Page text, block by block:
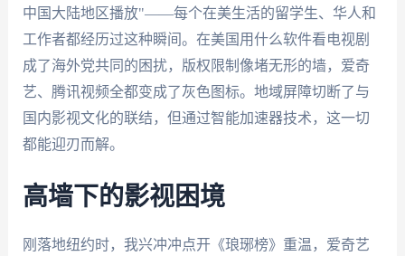
中国大陆地区播放"——每个在美生活的留学生、华人和
工作者都经历过这种瞬间。在美国用什么软件看电视剧
成了海外党共同的困扰，版权限制像堵无形的墙，爱奇
艺、腾讯视频全都变成了灰色图标。地域屏障切断了与
国内影视文化的联结，但通过智能加速器技术，这一切
都能迎刃而解。
高墙下的影视困境
刚落地纽约时，我兴冲冲点开《琅琊榜》重温，爱奇艺